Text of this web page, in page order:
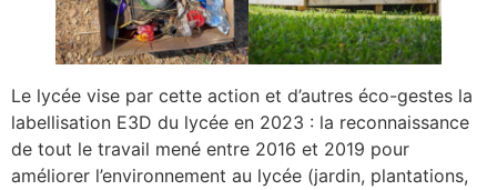
Le lycée vise par cette action et d’autres éco-gestes la
labellisation E3D du lycée en 2023 : la reconnaissance
de tout le travail mené entre 2016 et 2019 pour
améliorer l’environnement au lycée (jardin, plantations,